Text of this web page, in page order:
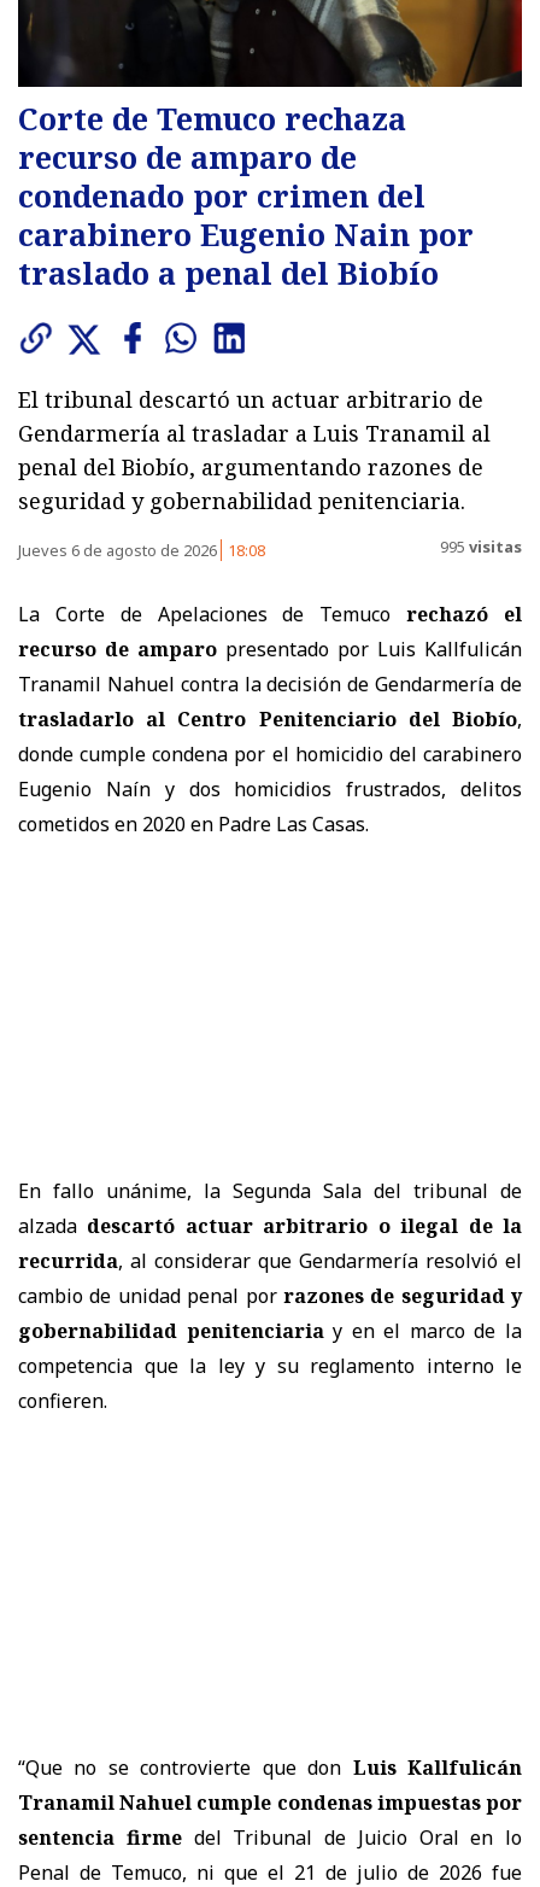
Corte de Temuco rechaza
recurso de amparo de
condenado por crimen del
carabinero Eugenio Nain por
traslado a penal del Biobío
El tribunal descartó un actuar arbitrario de
Gendarmería al trasladar a Luis Tranamil al
penal del Biobío, argumentando razones de
seguridad y gobernabilidad penitenciaria.
Jueves 6 de agosto de 2026 18:08 995 visitas
La Corte de Apelaciones de Temuco rechazó el
recurso de amparo presentado por Luis Kallfulicán
Tranamil Nahuel contra la decisión de Gendarmería de
trasladarlo al Centro Penitenciario del Biobío,
donde cumple condena por el homicidio del carabinero
Eugenio Naín y dos homicidios frustrados, delitos
cometidos en 2020 en Padre Las Casas.
En fallo unánime, la Segunda Sala del tribunal de
alzada descartó actuar arbitrario o ilegal de la
recurrida, al considerar que Gendarmería resolvió el
cambio de unidad penal por razones de seguridad y
gobernabilidad penitenciariay en el marco de la
competencia que la ley y su reglamento interno le
confieren.
“Que no se controvierte que don Luis Kallfulicán
Tranamil Nahuel cumple condenas impuestas por
sentencia firmedel Tribunal de Juicio Oral en lo
Penal de Temuco, ni que el 21 de julio de 2026 fue